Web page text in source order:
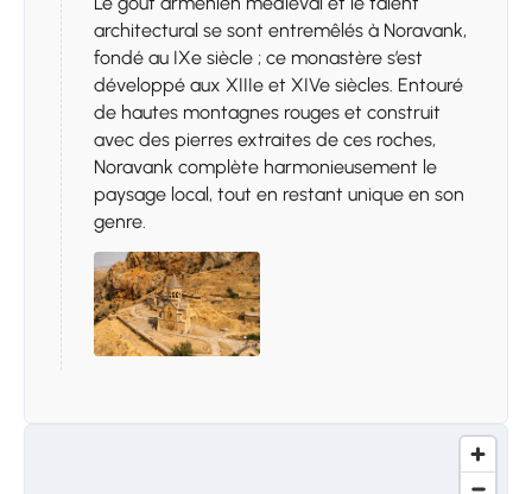
architectural se sont entremêlés à Noravank,
fondé au IXe siècle ; ce monastère s’est
développé aux XIIIe et XIVe siècles. Entouré
de hautes montagnes rouges et construit
avec des pierres extraites de ces roches,
Noravank complète harmonieusement le
paysage local, tout en restant unique en son
genre.